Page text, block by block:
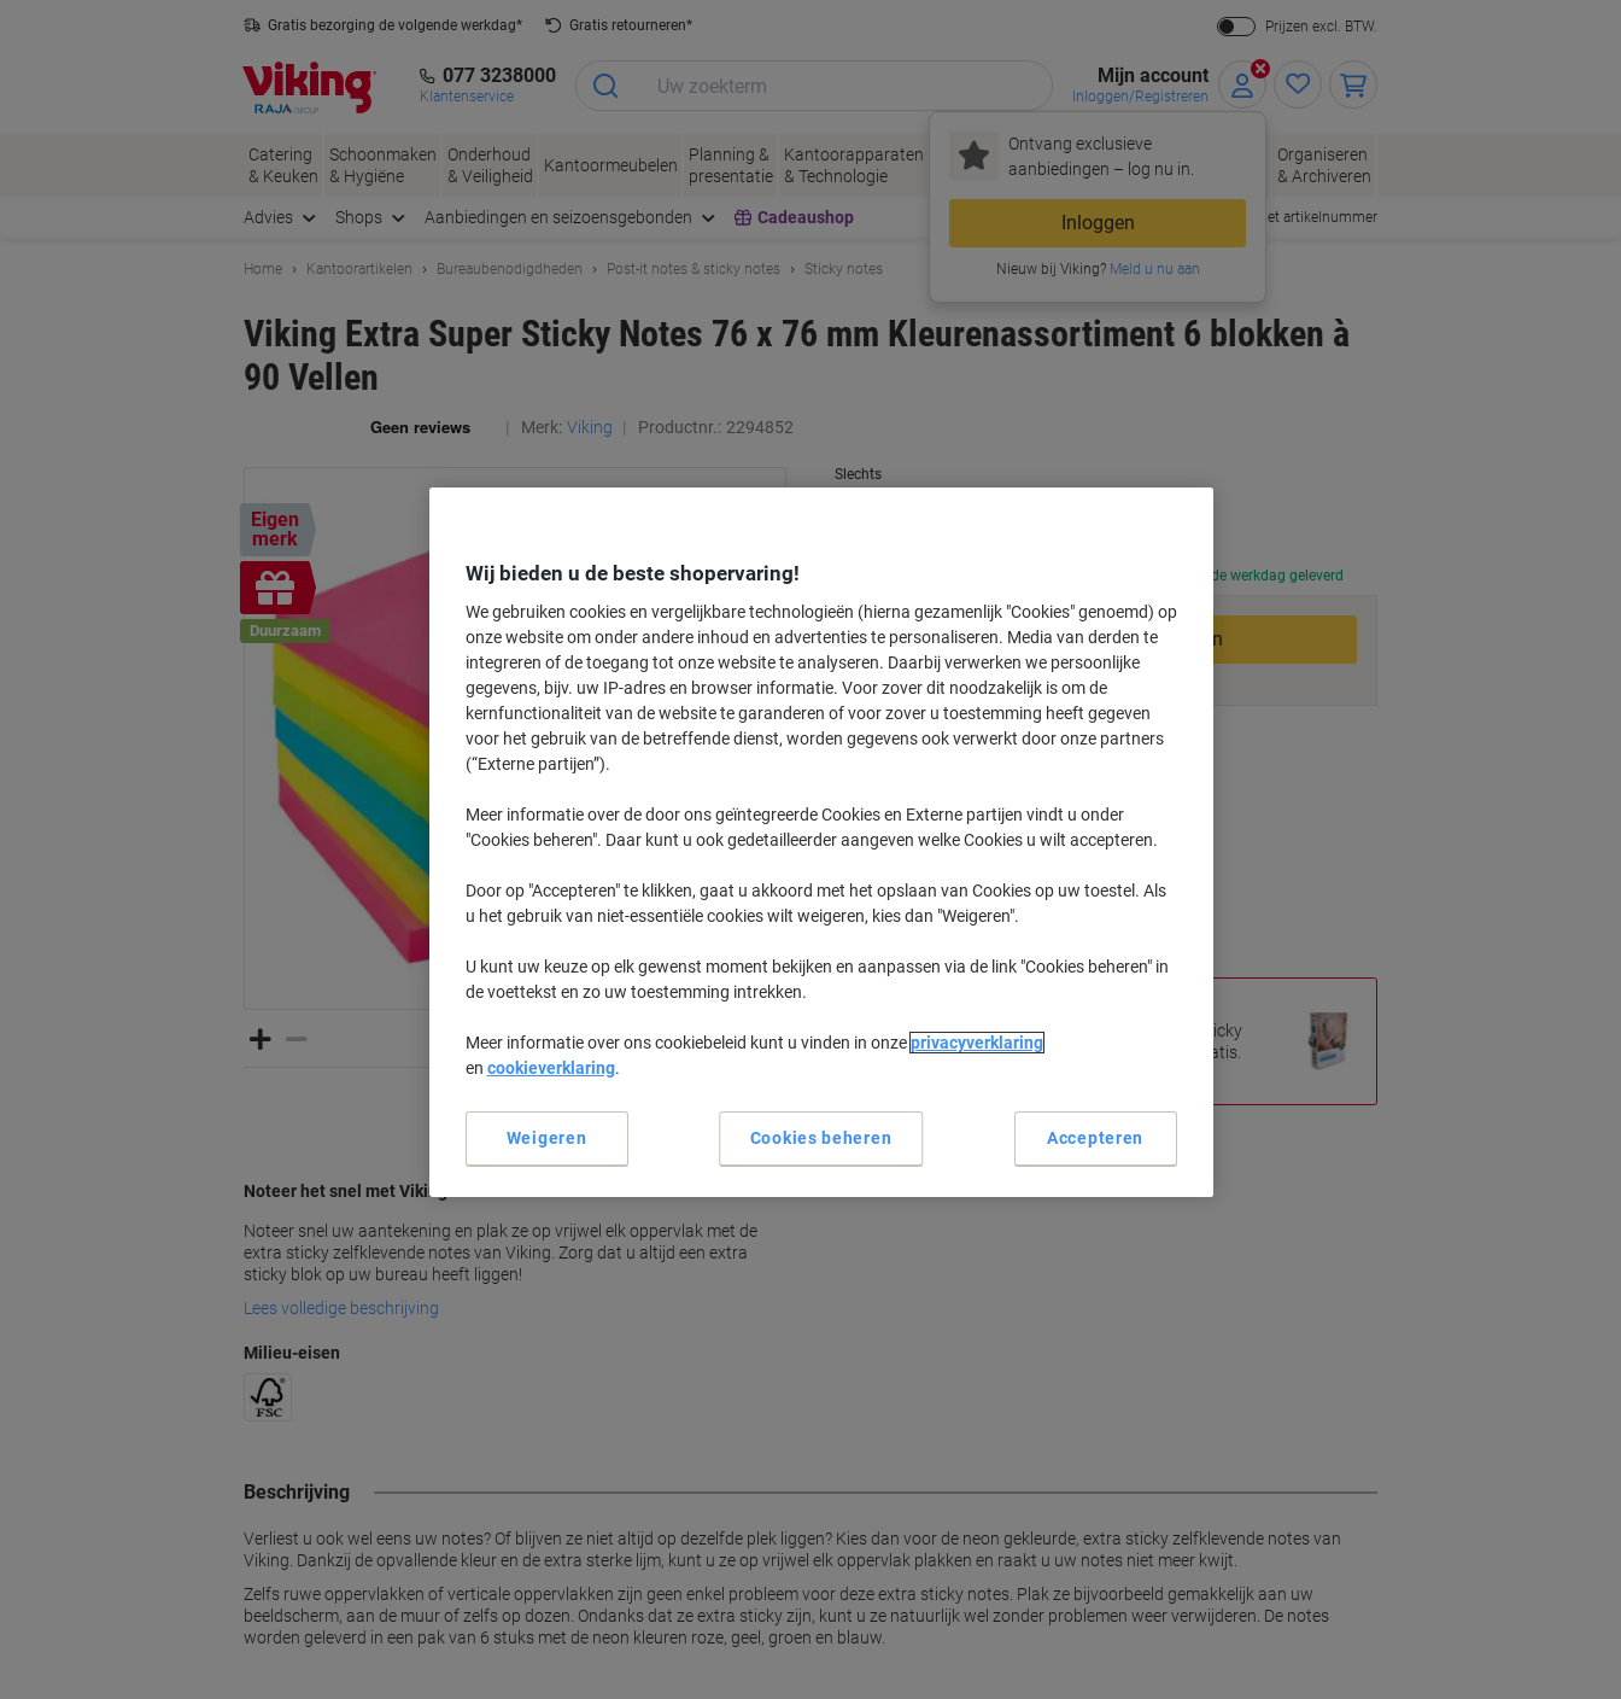
Gratis bezorging de volgende werkdag*
Gratis retourneren*
Prijzen excl. BTW.
077 3238000
Klantenservice
Mijn account
Inloggen/Registreren
Ontvang exclusieve
aanbiedingen – log nu in.
Inloggen
Nieuw bij Viking?Meld u nu aan
Catering
& Keuken
Schoonmaken
& Hygiëne
Onderhoud
& Veiligheid
Kantoormeubelen
Planning &
presentatie
Kantoorapparaten
& Technologie
Inkt &
Toner
Papier, Enveloppen
& Verpakken
Kantoorartikelen
Organiseren
& Archiveren
Advies Shops Aanbiedingen en seizoensgebonden Cadeaushop Snel bestellen met artikelnummer
Home Kantoorartikelen Bureaubenodigdheden Post-it notes & sticky notes Sticky notes
Viking Extra Super Sticky Notes 76 x 76 mm Kleurenassortiment 6 blokken à
90 Vellen
Merk: Viking Productnr.: 2294852
Eigen
merk
Geschenk
Duurzaam
Noteer het snel met Viking
Noteer snel uw aantekening en plak ze op vrijwel elk oppervlak met de
extra sticky zelfklevende notes van Viking. Zorg dat u altijd een extra
sticky blok op uw bureau heeft liggen!
Lees volledige beschrijving
Milieu-eisen
Slechts
Vóór 15:30 uur besteld, volgende werkdag geleverd
Aantal
In winkelwagen
Aan een lijst toevoegen
Bezorginformatie Betalingsmogelijkheden
Extra sterke kleefkracht
Helder neon kleurenassortiment
Geschikt voor ruwe oppervlakken
Gemakkelijk te verwijderen
Bij aankoop van 2 x van dezelfde Viking Super Sticky
Notes 6 x 90 Vellen, krijgt u 1 x tesa Plakband gratis.
Beschrijving
Verliest u ook wel eens uw notes? Of blijven ze niet altijd op dezelfde plek liggen? Kies dan voor de neon gekleurde, extra sticky zelfklevende notes van
Viking. Dankzij de opvallende kleur en de extra sterke lijm, kunt u ze op vrijwel elk oppervlak plakken en raakt u uw notes niet meer kwijt.
Zelfs ruwe oppervlakken of verticale oppervlakken zijn geen enkel probleem voor deze extra sticky notes. Plak ze bijvoorbeeld gemakkelijk aan uw
beeldscherm, aan de muur of zelfs op dozen. Ondanks dat ze extra sticky zijn, kunt u ze natuurlijk wel zonder problemen weer verwijderen. De notes
worden geleverd in een pak van 6 stuks met de neon kleuren roze, geel, groen en blauw.
Wij bieden u de beste shopervaring!
We gebruiken cookies en vergelijkbare technologieën (hierna gezamenlijk "Cookies" genoemd) op
onze website om onder andere inhoud en advertenties te personaliseren. Media van derden te
integreren of de toegang tot onze website te analyseren. Daarbij verwerken we persoonlijke
gegevens, bijv. uw IP-adres en browser informatie. Voor zover dit noodzakelijk is om de
kernfunctionaliteit van de website te garanderen of voor zover u toestemming heeft gegeven
voor het gebruik van de betreffende dienst, worden gegevens ook verwerkt door onze partners
(“Externe partijen”).
Meer informatie over de door ons geïntegreerde Cookies en Externe partijen vindt u onder
"Cookies beheren". Daar kunt u ook gedetailleerder aangeven welke Cookies u wilt accepteren.
Door op "Accepteren" te klikken, gaat u akkoord met het opslaan van Cookies op uw toestel. Als
u het gebruik van niet-essentiële cookies wilt weigeren, kies dan "Weigeren".
U kunt uw keuze op elk gewenst moment bekijken en aanpassen via de link "Cookies beheren" in
de voettekst en zo uw toestemming intrekken.
Meer informatie over ons cookiebeleid kunt u vinden in onzeprivacyverklaring
en cookieverklaring.
Cookies beheren
Weigeren Accepteren